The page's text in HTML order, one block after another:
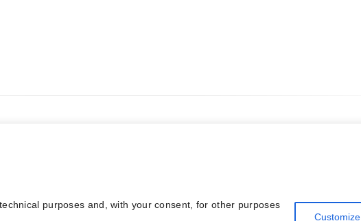
purposes and, with your consent, for other purposes
Customize